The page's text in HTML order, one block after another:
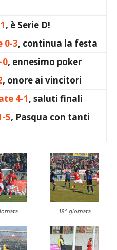
, è Serie D!
0-3, continua la festa
0, ennesimo poker
, onore ai vincitori
4-1, saluti finali
5, Pasqua con tanti
18^ giornata